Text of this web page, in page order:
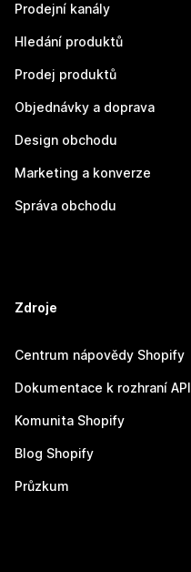
Prodejní kanály
Hledání produktů
Prodej produktů
Objednávky a doprava
Design obchodu
Marketing a konverze
Správa obchodu
Zdroje
Centrum nápovědy Shopify
Dokumentace k rozhraní API
Komunita Shopify
Blog Shopify
Průzkum